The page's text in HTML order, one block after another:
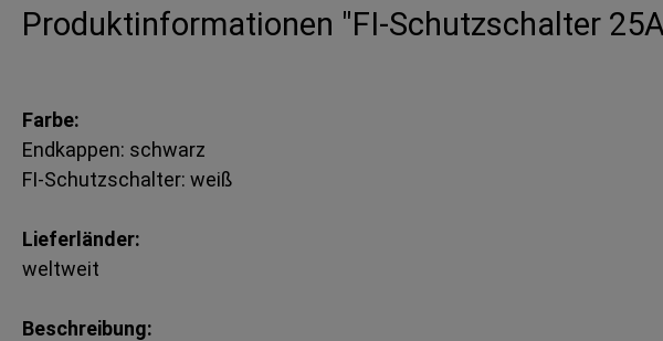
Produktinformationen "FI-Schutzschalter
Farbe:
Endkappen: schwarz
FI-Schutzschalter: weiß
Lieferländer:
weltweit
Beschreibung: